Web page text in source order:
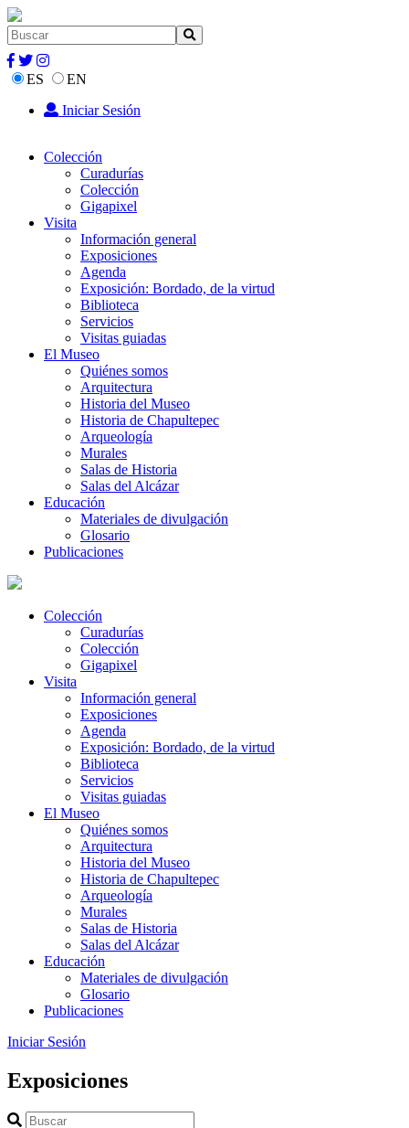
ES
EN
Iniciar Sesión
Colección
Curadurías
Colección
Gigapixel
Visita
Información general
Exposiciones
Agenda
Exposición: Bordado, de la virtud
Biblioteca
Servicios
Visitas guiadas
El Museo
Quiénes somos
Arquitectura
Historia del Museo
Historia de Chapultepec
Arqueología
Murales
Salas de Historia
Salas del Alcázar
Educación
Materiales de divulgación
Glosario
Publicaciones
Colección
Curadurías
Colección
Gigapixel
Visita
Información general
Exposiciones
Agenda
Exposición: Bordado, de la virtud
Biblioteca
Servicios
Visitas guiadas
El Museo
Quiénes somos
Arquitectura
Historia del Museo
Historia de Chapultepec
Arqueología
Murales
Salas de Historia
Salas del Alcázar
Educación
Materiales de divulgación
Glosario
Publicaciones
Iniciar Sesión
Exposiciones